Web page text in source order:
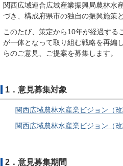
関西広域連合広域産業振興局農林水
づき、構成府県市の独自の振興施策
このたび、策定から10年が経過する
が一体となって取り組む戦略を再編
らのご意見、ご提案を募集します。
1．意見募集対象
関西広域農林水産業ビジョン（
関西広域農林水産業ビジョン（
2．意見募集期間